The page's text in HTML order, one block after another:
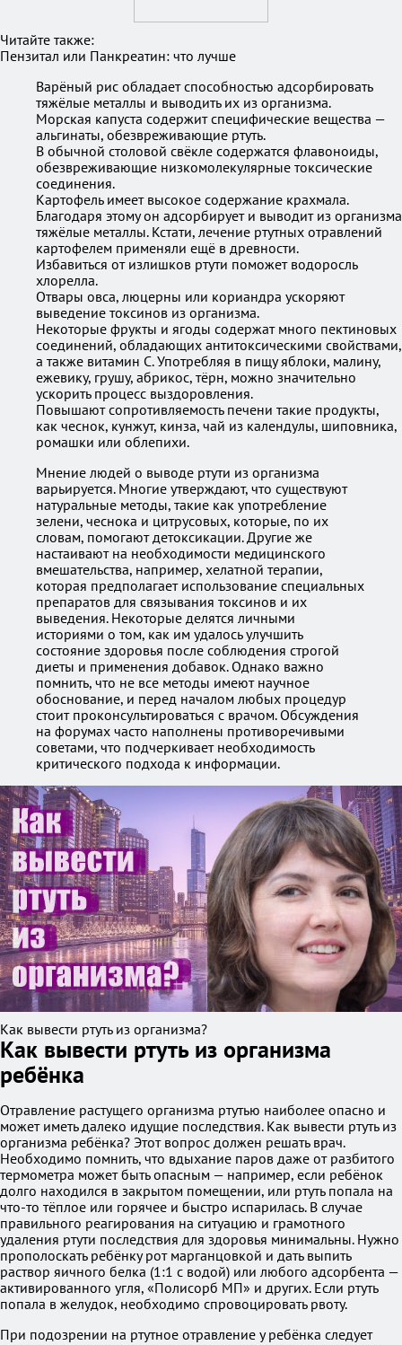
Читайте также:
Пензитал или Панкреатин: что лучше
Варёный рис обладает способностью адсорбировать
тяжёлые металлы и выводить их из организма.
Морская капуста содержит специфические вещества —
альгинаты, обезвреживающие ртуть.
В обычной столовой свёкле содержатся флавоноиды,
обезвреживающие низкомолекулярные токсические
соединения.
Картофель имеет высокое содержание крахмала.
Благодаря этому он адсорбирует и выводит из организма
тяжёлые металлы. Кстати, лечение ртутных отравлений
картофелем применяли ещё в древности.
Избавиться от излишков ртути поможет водоросль
хлорелла.
Отвары овса, люцерны или кориандра ускоряют
выведение токсинов из организма.
Некоторые фрукты и ягоды содержат много пектиновых
соединений, обладающих антитоксическими свойствами,
а также витамин C. Употребляя в пищу яблоки, малину,
ежевику, грушу, абрикос, тёрн, можно значительно
ускорить процесс выздоровления.
Повышают сопротивляемость печени такие продукты,
как чеснок, кунжут, кинза, чай из календулы, шиповника,
ромашки или облепихи.
Мнение людей о выводе ртути из организма
варьируется. Многие утверждают, что существуют
натуральные методы, такие как употребление
зелени, чеснока и цитрусовых, которые, по их
словам, помогают детоксикации. Другие же
настаивают на необходимости медицинского
вмешательства, например, хелатной терапии,
которая предполагает использование специальных
препаратов для связывания токсинов и их
выведения. Некоторые делятся личными
историями о том, как им удалось улучшить
состояние здоровья после соблюдения строгой
диеты и применения добавок. Однако важно
помнить, что не все методы имеют научное
обоснование, и перед началом любых процедур
стоит проконсультироваться с врачом. Обсуждения
на форумах часто наполнены противоречивыми
советами, что подчеркивает необходимость
критического подхода к информации.
Как вывести ртуть из организма?
Как вывести ртуть из организма
ребёнка
Отравление растущего организма ртутью наиболее опасно и
может иметь далеко идущие последствия. Как вывести ртуть из
организма ребёнка? Этот вопрос должен решать врач.
Необходимо помнить, что вдыхание паров даже от разбитого
термометра может быть опасным — например, если ребёнок
долго находился в закрытом помещении, или ртуть попала на
что-то тёплое или горячее и быстро испарилась. В случае
правильного реагирования на ситуацию и грамотного
удаления ртути последствия для здоровья минимальны. Нужно
прополоскать ребёнку рот марганцовкой и дать выпить
раствор яичного белка (1:1 с водой) или любого адсорбента —
активированного угля, «Полисорб МП» и других. Если ртуть
попала в желудок, необходимо спровоцировать рвоту.
При подозрении на ртутное отравление у ребёнка следует